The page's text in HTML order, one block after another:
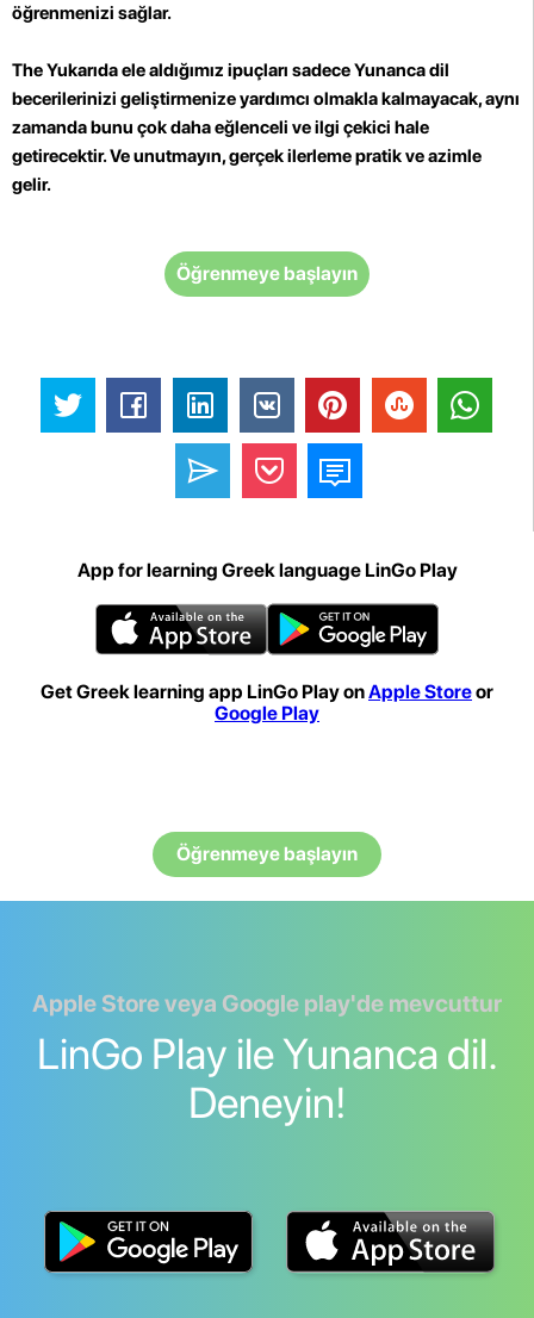
öğrenmenizi sağlar.
The Yukarıda ele aldığımız ipuçları sadece Yunanca dil
becerilerinizi geliştirmenize yardımcı olmakla kalmayacak, aynı
zamanda bunu çok daha eğlenceli ve ilgi çekici hale
getirecektir. Ve unutmayın, gerçek ilerleme pratik ve azimle
gelir.
Öğrenmeye başlayın
App for learning Greek language LinGo Play
Get Greek learning app LinGo Play onApple Storeor
Google Play
Öğrenmeye başlayın
Apple Store veya Google play'de mevcuttur
LinGo Play ile Yunanca dil.
Deneyin!